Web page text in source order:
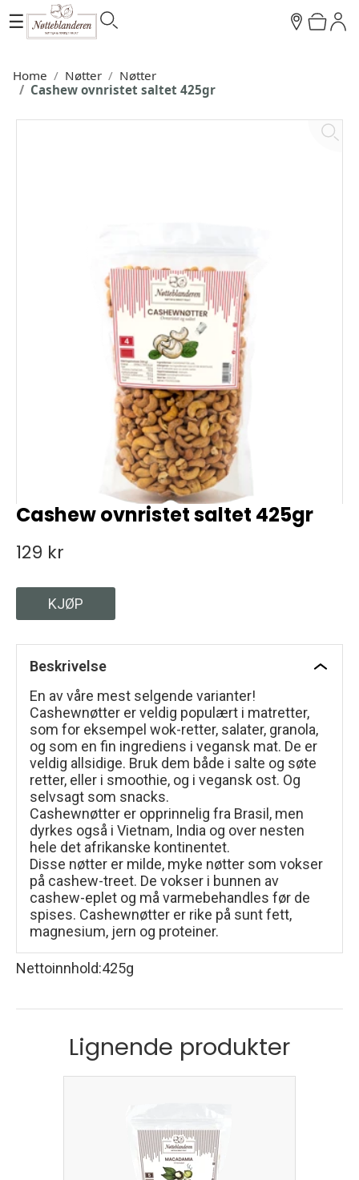
☰
Home Nøtter
Nøtter
Cashew ovnristet saltet 425gr
Cashew ovnristet saltet 425gr
129 kr
KJØP
Beskrivelse
En av våre mest selgende varianter!
Cashewnøtter er veldig populært i matretter,
som for eksempel wok-retter, salater, granola,
og som en fin ingrediens i vegansk mat. De er
veldig allsidige. Bruk dem både i salte og søte
retter, eller i smoothie, og i vegansk ost. Og
selvsagt som snacks.
Cashewnøtter er opprinnelig fra Brasil, men
dyrkes også i Vietnam, India og over nesten
hele det afrikanske kontinentet.
Disse nøtter er milde, myke nøtter som vokser
på cashew-treet. De vokser i bunnen av
cashew-eplet og må varmebehandles før de
spises. Cashewnøtter er rike på sunt fett,
magnesium, jern og proteiner.
Nettoinnhold:425g
Lignende produkter